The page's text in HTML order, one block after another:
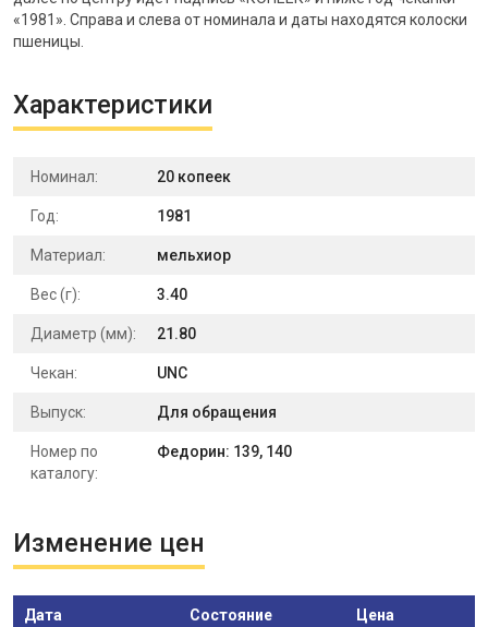
«1981». Справа и слева от номинала и даты находятся колоски
пшеницы.
Характеристики
Номинал: 20 копеек
Год: 1981
Материал: мельхиор
Вес (г): 3.40
Диаметр (мм): 21.80
Чекан: UNC
Выпуск: Для обращения
Номер по
каталогу:
Федорин: 139, 140
Изменение цен
Дата Состояние Цена